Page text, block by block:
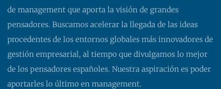
de management que aporta la visión de grandes
pensadores. Buscamos acelerar la llegada de las ideas
procedentes de los entornos globales más innovadores de
gestión empresarial, al tiempo que divulgamos lo mejor
de los pensadores españoles. Nuestra aspiración es poder
aportarles lo último en management.